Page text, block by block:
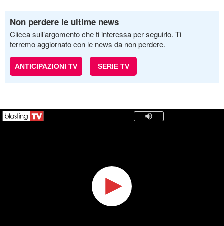
Non perdere le ultime news
Clicca sull’argomento che ti interessa per seguirlo. Ti
terremo aggiornato con le news da non perdere.
ANTICIPAZIONI TV SERIE TV